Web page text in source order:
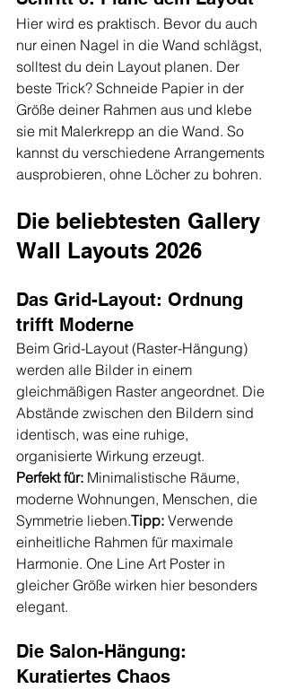
Hier wird es praktisch. Bevor du auch
nur einen Nagel in die Wand schlägst,
solltest du dein Layout planen. Der
beste Trick? Schneide Papier in der
Größe deiner Rahmen aus und klebe
sie mit Malerkrepp an die Wand. So
kannst du verschiedene Arrangements
ausprobieren, ohne Löcher zu bohren.
Die beliebtesten Gallery
Wall Layouts 2026
Das Grid-Layout: Ordnung
trifft Moderne
Beim Grid-Layout (Raster-Hängung)
werden alle Bilder in einem
gleichmäßigen Raster angeordnet. Die
Abstände zwischen den Bildern sind
identisch, was eine ruhige,
organisierte Wirkung erzeugt.
Perfekt für: Minimalistische Räume,
moderne Wohnungen, Menschen, die
Symmetrie lieben.Tipp: Verwende
einheitliche Rahmen für maximale
Harmonie. One Line Art Poster in
gleicher Größe wirken hier besonders
elegant.
Die Salon-Hängung:
Kuratiertes Chaos